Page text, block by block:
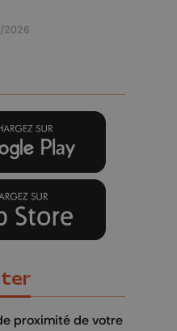
2026
proximité de votre